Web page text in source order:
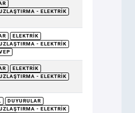
- ELEKTRIK
ELEKTRIK
- ELEKTRIK
ELEKTRIK
- ELEKTRIK
DUYURULAR
- ELEKTRIK